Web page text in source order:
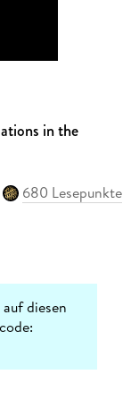
in the
680 Lesepunkte
auf diesen